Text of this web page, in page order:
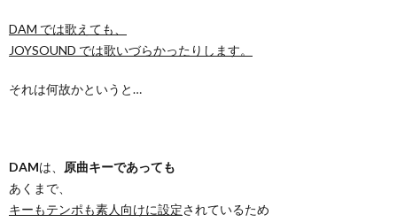
DAM では歌えても、
JOYSOUND では歌いづらかったりします。
それは何故かというと…
DAMは、 原曲キーであっても
あくまで、
キーもテンポも素人向けに設定されているため